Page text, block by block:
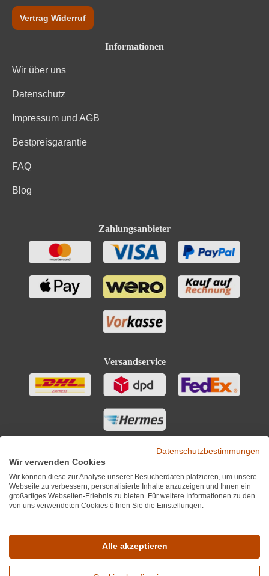
Vertrag Widerruf
Informationen
Wir über uns
Datenschutz
Impressum und AGB
Bestpreisgarantie
FAQ
Blog
Zahlungsanbieter
Versandservice
Datenschutzbestimmungen
Wir verwenden Cookies
Wir können diese zur Analyse unserer Besucherdaten platzieren, um unsere
Webseite zu verbessern, personalisierte Inhalte anzuzeigen und Ihnen ein
großartiges Webseiten-Erlebnis zu bieten. Für weitere Informationen zu den
von uns verwendeten Cookies öffnen Sie die Einstellungen.
Alle akzeptieren